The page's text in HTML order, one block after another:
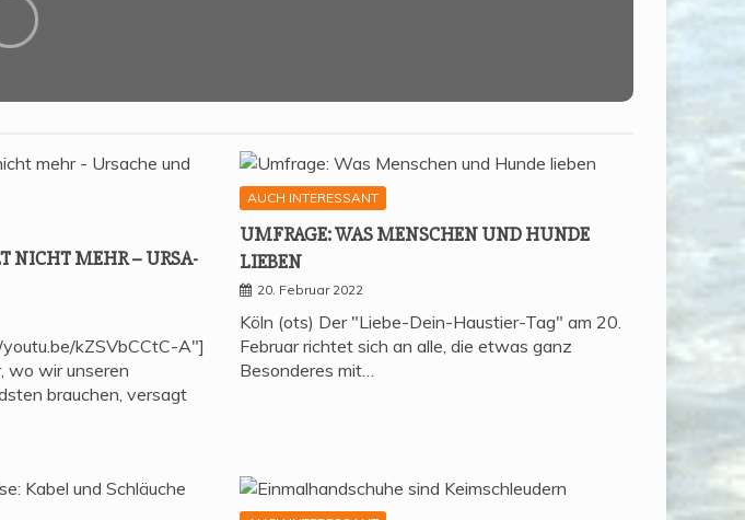
NICHT MEHR – URSA­
kZSVbCCtC-A"]
wo wir unseren
brauchen, versagt
AUCH INTERESSANT
UMFRA­GE: WAS MEN­SCHEN UND HUN­DE
LIEBEN
20. Februar 2022
Köln (ots) Der "Liebe-Dein-Haustier-Tag" am 20.
Februar richtet sich an alle, die etwas ganz
Besonderes mit…